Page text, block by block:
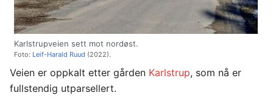
Karlstrupveien sett mot nordøst.
Foto: Leif-Harald Ruud (2022).
Veien er oppkalt etter gården Karlstrup, som nå er
fullstendig utparsellert.